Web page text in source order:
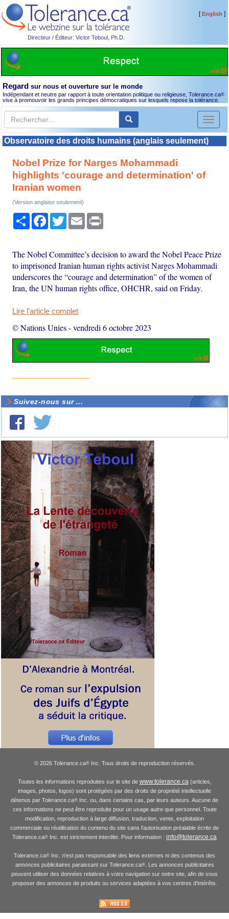
Directeur / Éditeur: Victor Teboul, Ph.D.
[English ]
Regard sur nous et ouverture sur le monde
Indépendant et neutre par rapport à toute orientation politique ou religieuse, Tolerance.ca®
vise à promouvoir les grands principes démocratiques sur lesquels repose la tolérance.
Toggle
Observatoire des droits humains (anglais seulement)
Nobel Prize for Narges Mohammadi
highlights 'courage and determination' of
Iranian women
(Version anglaise seulement)
PartagerFacebook
TwitterEmail
The Nobel Committee’s decision to award the Nobel Peace Prize
to imprisoned Iranian human rights activist Narges Mohammadi
underscores the “courage and determination” of the women of
Iran, the UN human rights office, OHCHR, said on Friday.
Lire l'article complet
© Nations Unies-vendredi 6 octobre 2023
Suivez-nous sur ...
© 2026 Tolerance.ca®Inc. Tous droits de reproduction réservés.
Toutes les informations reproduites sur le site de www.tolerance.ca(articles,
images, photos, logos) sont protégées par des droits de propriété intellectuelle
détenus par Tolerance.ca® Inc. ou, dans certains cas, par leurs auteurs. Aucune de
ces informations ne peut être reproduite pour un usage autre que personnel. Toute
modification, reproduction à large diffusion, traduction, vente, exploitation
commerciale ou réutilisation du contenu du site sans l'autorisation préalable écrite de
Tolerance.ca® Inc. est strictement interdite. Pour information : info@tolerance.ca
Tolerance.ca® Inc. n'est pas responsable des liens externes ni des contenus des
annonces publicitaires paraissant sur Tolerance.ca®. Les annonces publicitaires
peuvent utiliser des données relatives à votre navigation sur notre site, afin de vous
proposer des annonces de produits ou services adaptées à vos centres d'intérêts.